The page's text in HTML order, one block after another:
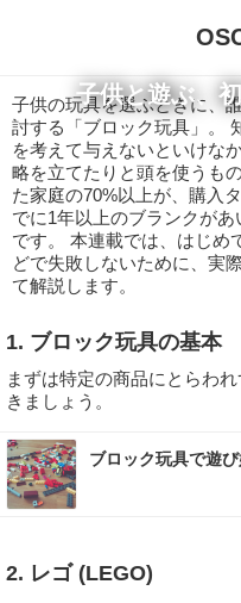
子供と遊ぶ、
子供の玩具を選ぶときに、
討する「ブロック玩具」。
を考えて与えないといけな
略を立てたりと頭を使うも
た家庭の70%以上が、購入
でに1年以上のブランクが
です。 本連載では、はじめ
どで失敗しないために、実
て解説します。
1. ブロック玩具の基本
まずは特定の商品にとらわ
きましょう。
ブロック玩具で遊
2. レゴ (LEGO)